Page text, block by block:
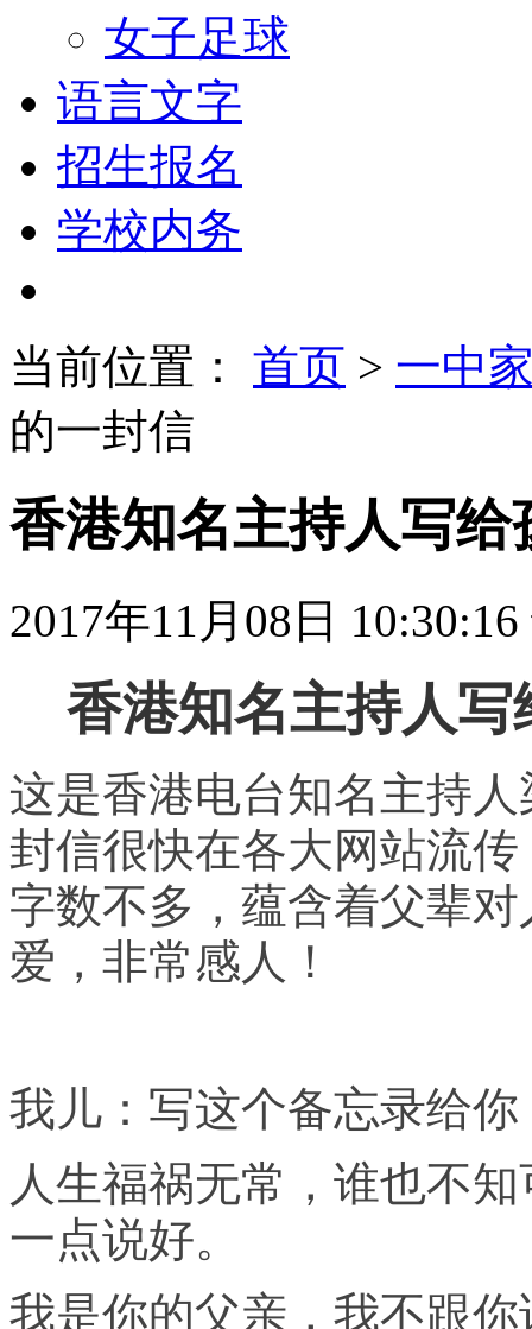
女子足球
语言文字
招生报名
学校内务
当前位置： 首页 > 一中
的一封信
香港知名主持人写给
2017年11月08日 10:30:16
香港知名主持人写
这是香港电台知名主持
封信很快在各大网站流
字数不多，蕴含着父辈
爱，非常感人！
我儿：写这个备忘录给
人生福祸无常，谁也不
一点说好。
我是你的父亲，我不跟